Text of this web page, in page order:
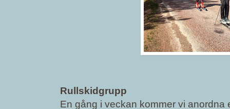
Rullskidgrupp
En gång i veckan kommer vi